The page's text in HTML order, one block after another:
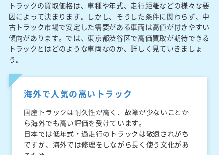
トラックの買取価格は、車種や年式、走行距離などの様々な要
因によって決まります。しかし、そうした条件に関わらず、中
古トラック市場で安定した需要がある車両は高値が付きやすい
傾向があります。では、東京都渋谷区で高価買取が期待できる
トラックとはどのような車両なのか、詳しく見ていきましょ
う。
海外で人気の高いトラック
国産トラックは耐久性が高く、故障が少ないことか
ら海外でも高い評価を受けています。
日本では低年式・過走行のトラックは敬遠されがち
ですが、海外では修理をしながら長く使う文化があ